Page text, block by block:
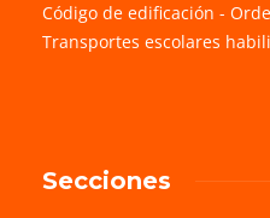
Código de edificación -
Transportes escolares
Secciones